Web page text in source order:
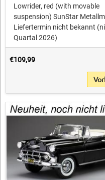
Lowrider, red (with movable
suspension) SunStar
Liefertermin nicht bekannt
Quartal 2026)
€109,99